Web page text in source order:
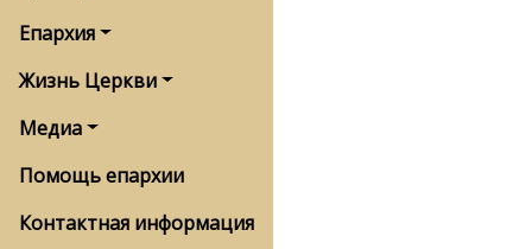
Епархия
Жизнь Церкви
Медиа
Помощь епархии
Контактная информация